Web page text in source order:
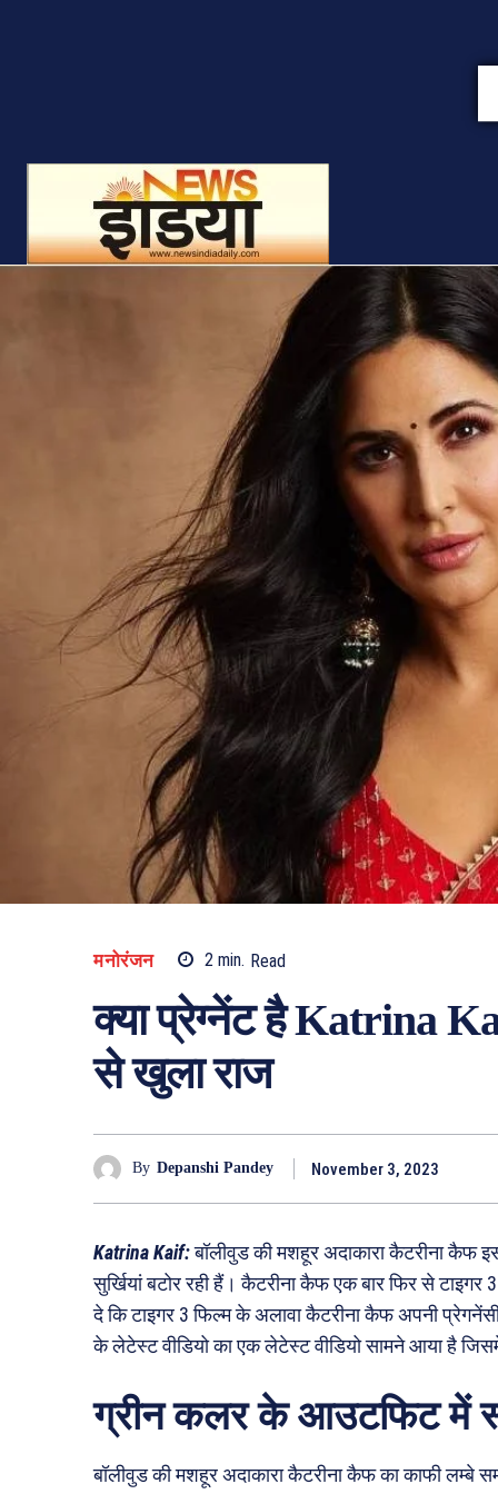
मनोरंजन 2min. Read
क्या प्रेग्नेंट है Katrina
से खुला राज
By Depanshi Pandey November 3, 2023
Katrina Kaif:बॉलीवुड की मशहूर अदाकारा कैटरीना कैफ
सुर्खियां बटोर रही हैं। कैटरीना कैफ एक बार फिर से
दे कि टाइगर 3 फिल्म के अलावा कैटरीना कैफ अपनी
के लेटेस्ट वीडियो का एक लेटेस्ट वीडियो सामने आया है
ग्रीन कलर के आउटफिट में
बॉलीवुड की मशहूर अदाकारा कैटरीना कैफ का काफी